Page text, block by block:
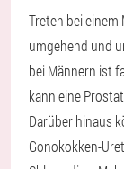
Treten bei
umgehend und
bei Männern ist
kann eine
Darüber hinaus
Gonokokken-